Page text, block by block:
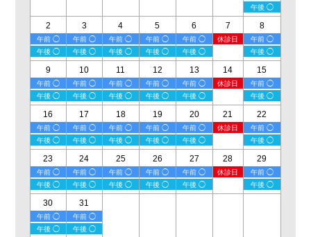
午後 ◯
2
午前 ◯
午後 ◯
3
午前 ◯
午後 ◯
4
午前 ◯
午後 ◯
5
午前 ◯
午後 ◯
6
午前 ◯
午後 ◯
7
休診日
8
午前 ◯
午後 ◯
9
午前 ◯
午後 ◯
10
午前 ◯
午後 ◯
11
午前 ◯
午後 ◯
12
午前 ◯
午後 ◯
13
午前 ◯
午後 ◯
14
休診日
15
午前 ◯
午後 ◯
16
午前 ◯
午後 ◯
17
午前 ◯
午後 ◯
18
午前 ◯
午後 ◯
19
午前 ◯
午後 ◯
20
午前 ◯
午後 ◯
21
休診日
22
午前 ◯
午後 ◯
23
午前 ◯
午後 ◯
24
午前 ◯
午後 ◯
25
午前 ◯
午後 ◯
26
午前 ◯
午後 ◯
27
午前 ◯
午後 ◯
28
休診日
29
午前 ◯
午後 ◯
30
午前 ◯
午後 ◯
31
午前 ◯
午後 ◯